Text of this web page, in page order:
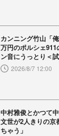
カンニング竹山「
万円のポルシェ
ン音にうっとり＜
2026/8/7 12:00
中村雅俊とかつて
文世が2人きりの
ちゃう」